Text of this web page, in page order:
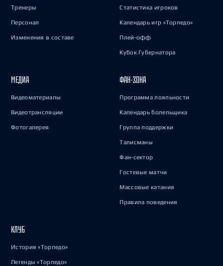
Тренеры
Персонал
Изменения в составе
Статистика игроков
Календарь игр «Торпедо»
Плей-офф
Кубок Губернатора
МЕДИА
Видеоматериалы
Видеотрансляции
Фотогалерея
ФАН-ЗОНА
Программа лояльности
Календарь болельщика
Группа поддержки
Талисманы
Фан-сектор
Гостевые матчи
Массовые катания
Правила поведения
КЛУБ
История «Торпедо»
Легенды «Торпедо»